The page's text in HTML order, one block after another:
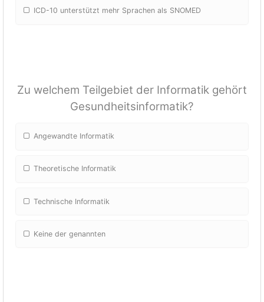
ICD-10 unterstützt mehr Sprachen als SNOMED
Zu welchem Teilgebiet der Informatik gehört
Gesundheitsinformatik?
Angewandte Informatik
Theoretische Informatik
Technische Informatik
Keine der genannten